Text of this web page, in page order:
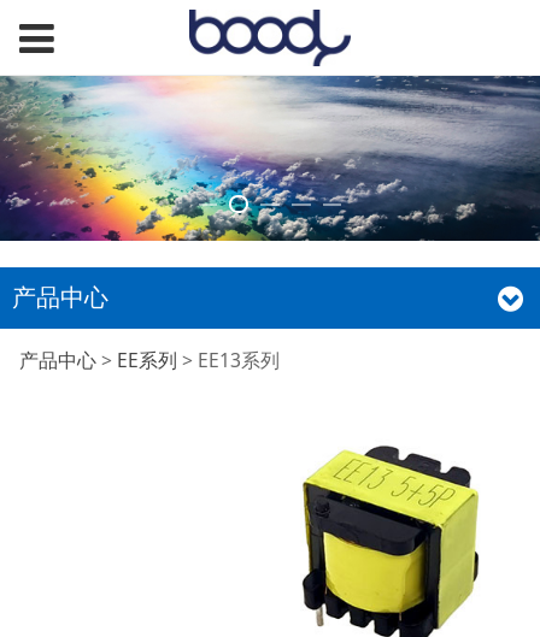
产品中心
EE13系列
产品中心> EE系列 > EE13系列